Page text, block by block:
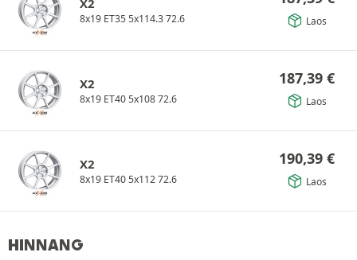
8x19 ET35 5x114.3 72.6 Laos
X2
8x19 ET40 5x108 72.6
187,39 €
Laos
X2
8x19 ET40 5x112 72.6
190,39 €
Laos
HINNANG